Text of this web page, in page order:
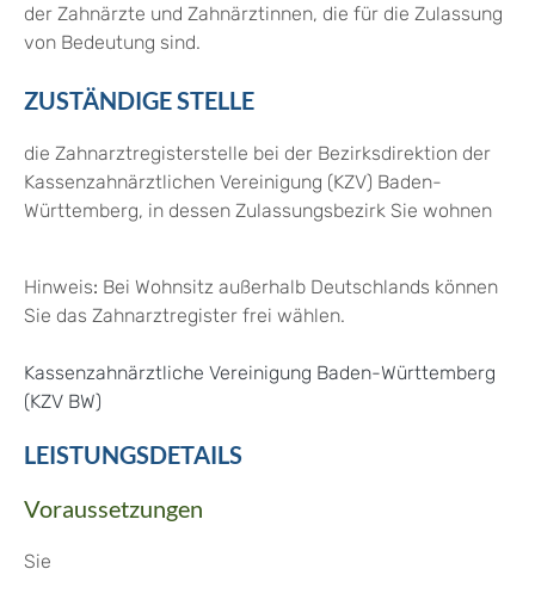
der Zahnärzte und Zahnärztinnen, die für die Zulassung
von Bedeutung sind.
ZUSTÄNDIGE STELLE
die Zahnarztregisterstelle bei der Bezirksdirektion der
Kassenzahnärztlichen Vereinigung (KZV) Baden-
Württemberg, in dessen Zulassungsbezirk Sie wohnen
Hinweis: Bei Wohnsitz außerhalb Deutschlands können
Sie das Zahnarztregister frei wählen.
Kassenzahnärztliche Vereinigung Baden-Württemberg
(KZV BW)
LEISTUNGSDETAILS
Voraussetzungen
Sie